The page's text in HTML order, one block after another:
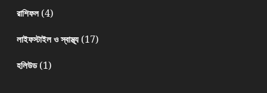
রাশিফল(4)
লাইফস্টাইল ও স্বাস্থ্য(17)
হলিউড(1)